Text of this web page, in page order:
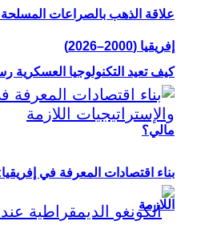
كيف تعيد التكنولوجيا العسكرية
مالي؟
علاقة الذهب بالصراعات المسلحة
إفريقيا (2000–2026)
بناء اقتصادات المعرفة في
اللازمة